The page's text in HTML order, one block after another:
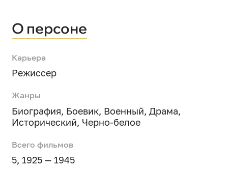
О персоне
Карьера
Режиссер
Жанры
Биография, Боевик, Военный, Драма,
Исторический, Черно-белое
Всего фильмов
5, 1925 — 1945